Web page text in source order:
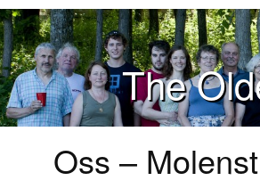
The
Oss –